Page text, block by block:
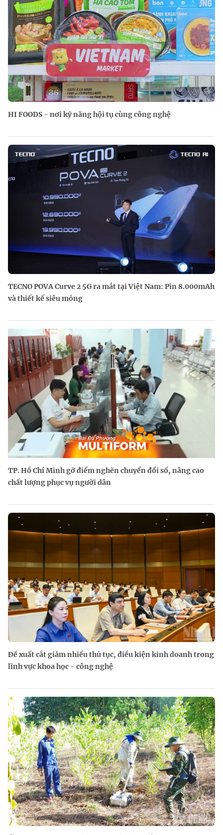
HI FOODS - nơi kỹ năng hội tụ cùng công nghệ
TECNO POVA Curve 2 5G ra mắt tại Việt Nam: Pin 8.000mAh
và thiết kế siêu mỏng
TP. Hồ Chí Minh gỡ điểm nghẽn chuyển đổi số, nâng cao
chất lượng phục vụ người dân
Đề xuất cắt giảm nhiều thủ tục, điều kiện kinh doanh trong
lĩnh vực khoa học - công nghệ